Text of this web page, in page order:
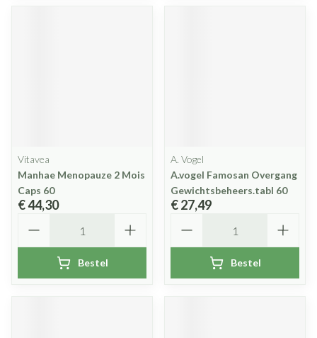
Vitavea
Manhae Menopauze 2 Mois
Caps 60
€ 44,30
Bestel
A. Vogel
A.vogel Famosan Overgang
Gewichtsbeheers.tabl 60
€ 27,49
Bestel